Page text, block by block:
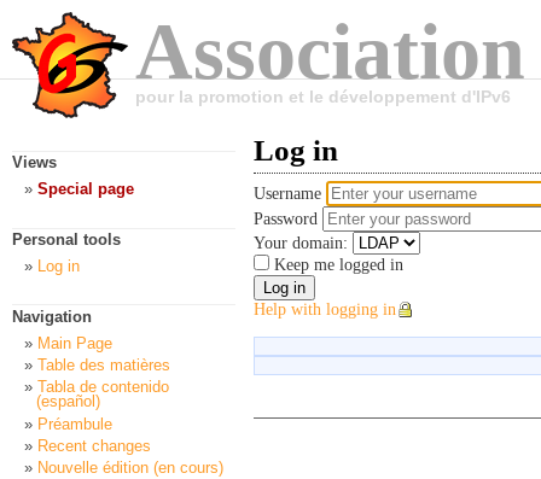
pour la promotion et le développement d'IPv6
Log in
Username
Password
Your domain:
Keep me logged in
Help with logging in
Views
Special page
Personal tools
Log in
Navigation
Main Page
Table des matières
Tabla de contenido
(español)
Préambule
Recent changes
Nouvelle édition (en cours)